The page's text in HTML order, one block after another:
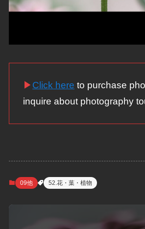
▶ Click here to purchase
inquire about photography
09他 52.花・葉・植物